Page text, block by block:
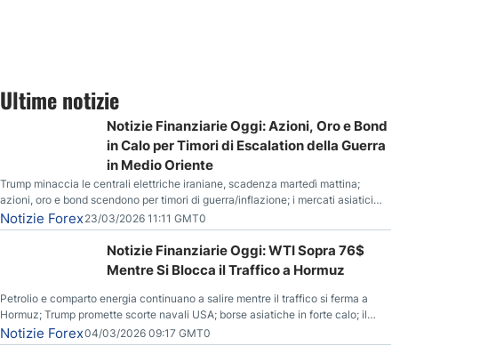
Ultime notizie
Notizie Finanziarie Oggi: Azioni, Oro e Bond
in Calo per Timori di Escalation della Guerra
in Medio Oriente
Trump minaccia le centrali elettriche iraniane, scadenza martedì mattina;
azioni, oro e bond scendono per timori di guerra/inflazione; i mercati asiatici
entrano in correzione; il petrolio greggio resta stabile.
Notizie Forex23/03/2026 11:11 GMT0
Notizie Finanziarie Oggi: WTI Sopra 76$
Mentre Si Blocca il Traffico a Hormuz
Petrolio e comparto energia continuano a salire mentre il traffico si ferma a
Hormuz; Trump promette scorte navali USA; borse asiatiche in forte calo; il
rialzo del gas naturale mette pressione all’euro.
Notizie Forex04/03/2026 09:17 GMT0